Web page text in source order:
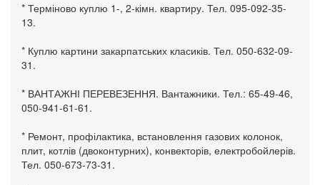
* Терміново куплю 1-, 2-кімн. квартиру. Тел. 095-092-35-
13.
* Куплю картини закарпатських класиків. Тел. 050-632-09-
31.
* ВАНТАЖНІ ПЕРЕВЕЗЕННЯ. Вантажники. Тел.: 65-49-46,
050-941-61-61.
* Ремонт, профілактика, встановлення газових колонок,
плит, котлів (двоконтурних), конвекторів, електробойлерів.
Тел. 050-673-73-31.